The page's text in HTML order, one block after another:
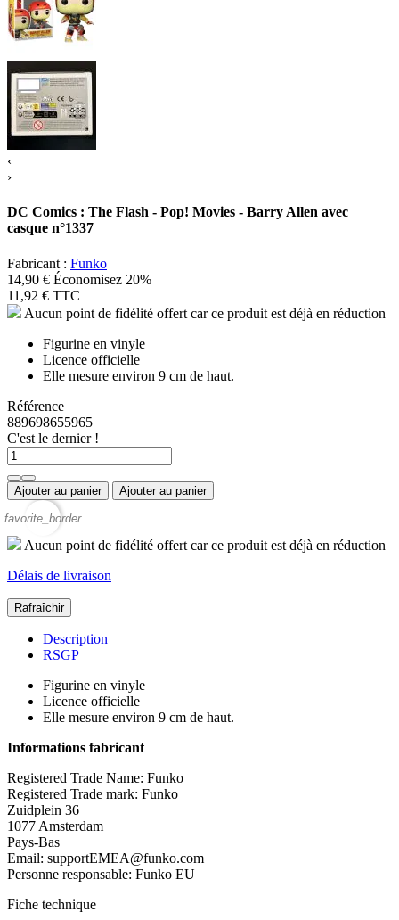
‹
›
DC Comics : The Flash - Pop! Movies - Barry Allen avec
casque n°1337
Fabricant : Funko
14,90 € Économisez 20%
11,92 € TTC
Aucun point de fidélité offert car ce produit est déjà en réduction
Figurine en vinyle
Licence officielle
Elle mesure environ 9 cm de haut.
Référence
889698655965
C'est le dernier !
Ajouter au panier Ajouter au panier
favorite_border
Aucun point de fidélité offert car ce produit est déjà en réduction
Délais de livraison
Description
RSGP
Figurine en vinyle
Licence officielle
Elle mesure environ 9 cm de haut.
Informations fabricant
Registered Trade Name: Funko
Registered Trade mark: Funko
Zuidplein 36
1077 Amsterdam
Pays-Bas
Email: supportEMEA@funko.com
Personne responsable: Funko EU
Fiche technique